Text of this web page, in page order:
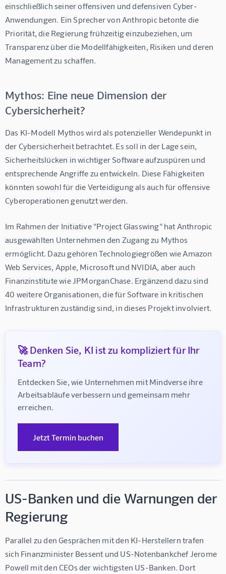
einschließlich seiner offensiven und defensiven Cyber-
Anwendungen. Ein Sprecher von Anthropic betonte die
Priorität, die Regierung frühzeitig einzubeziehen, um
Transparenz über die Modellfähigkeiten, Risiken und deren
Management zu schaffen.
Mythos: Eine neue Dimension der
Cybersicherheit?
Das KI-Modell Mythos wird als potenzieller Wendepunkt in
der Cybersicherheit betrachtet. Es soll in der Lage sein,
Sicherheitslücken in wichtiger Software aufzuspüren und
entsprechende Angriffe zu entwickeln. Diese Fähigkeiten
könnten sowohl für die Verteidigung als auch für offensive
Cyberoperationen genutzt werden.
Im Rahmen der Initiative "Project Glasswing" hat Anthropic
ausgewählten Unternehmen den Zugang zu Mythos
ermöglicht. Dazu gehören Technologiegrößen wie Amazon
Web Services, Apple, Microsoft und NVIDIA, aber auch
Finanzinstitute wie JPMorganChase. Ergänzend dazu sind
40 weitere Organisationen, die für Software in kritischen
Infrastrukturen zuständig sind, in dieses Projekt involviert.
🚀 Denken Sie, KI ist zu kompliziert für Ihr
Team?
Entdecken Sie, wie Unternehmen mit Mindverse ihre
Arbeitsabläufe verbessern und gemeinsam mehr
erreichen.
Jetzt Termin buchen
US-Banken und die Warnungen der
Regierung
Parallel zu den Gesprächen mit den KI-Herstellern trafen
sich Finanzminister Bessent und US-Notenbankchef Jerome
Powell mit den CEOs der wichtigsten US-Banken. Dort